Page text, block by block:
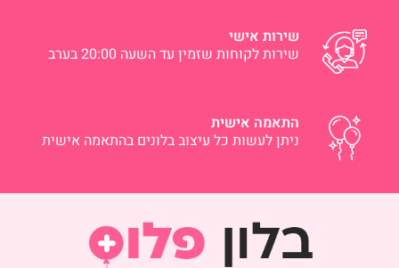
שירות אישי
שירות לקוחות שזמין עד השעה 20:00 בערב
התאמה אישית
ניתן לעשות כל עיצוב בלונים בהתאמה אישית